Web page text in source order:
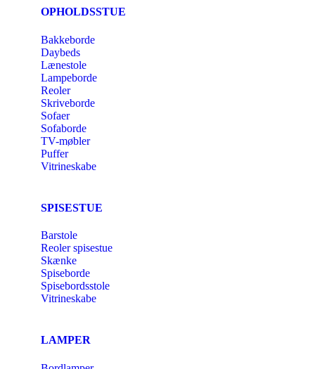
OPHOLDSSTUE
Bakkeborde
Daybeds
Lænestole
Lampeborde
Reoler
Skriveborde
Sofaer
Sofaborde
TV-møbler
Puffer
Vitrineskabe
SPISESTUE
Barstole
Reoler spisestue
Skænke
Spiseborde
Spisebordsstole
Vitrineskabe
LAMPER